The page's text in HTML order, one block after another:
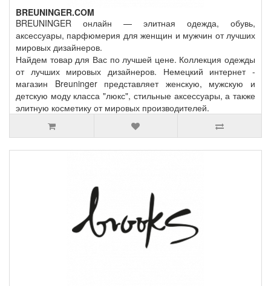
BREUNINGER.COM
BREUNINGER онлайн — элитная одежда, обувь,
аксессуары, парфюмерия для женщин и мужчин от лучших
мировых дизайнеров.
Найдем товар для Вас по лучшей цене. Коллекция одежды
от лучших мировых дизайнеров. Немецкий интернет -
магазин Breuninger представляет женскую, мужскую и
детскую моду класса "люкс", стильные аксессуары, а также
элитную косметику от мировых производителей.